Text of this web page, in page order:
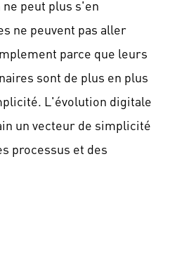
peut plus s'en
ne peuvent pas aller
parce que leurs
sont de plus en plus
L'évolution digitale
un vecteur de simplicité
processus et des